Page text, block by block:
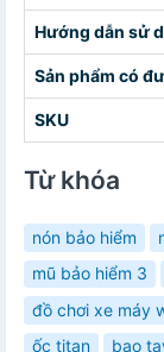
Hướng dẫn sử
Sản phẩm có
SKU
Từ khóa
nón bảo hiểm
mũ bảo hiểm 3
đồ chơi xe máy
ốc titan
bao